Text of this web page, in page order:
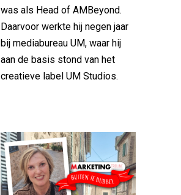
was als Head of AMBeyond.
Daarvoor werkte hij negen jaar
bij mediabureau UM, waar hij
aan de basis stond van het
creatieve label UM Studios.